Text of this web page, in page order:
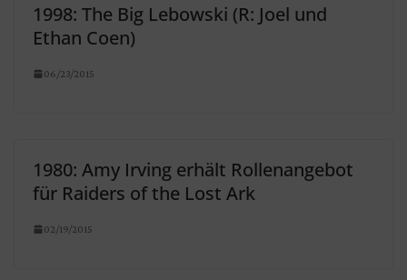
1998: The Big Lebowski (R: Joel und
Ethan Coen)
06/23/2015
1980: Amy Irving erhält Rollenangebot
für Raiders of the Lost Ark
02/19/2015